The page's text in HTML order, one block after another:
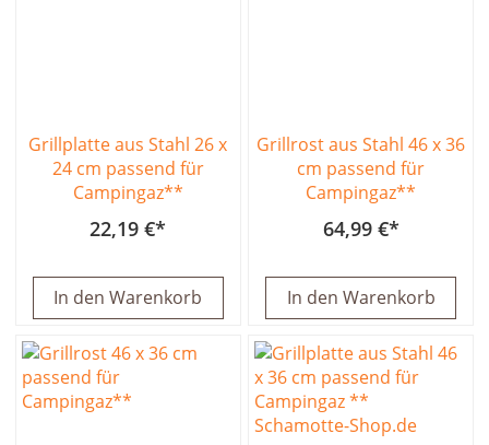
Grillplatte aus Stahl 26 x
24 cm passend für
Campingaz**
22,19 €
In den Warenkorb
Grillrost aus Stahl 46 x 36
cm passend für
Campingaz**
64,99 €
In den Warenkorb